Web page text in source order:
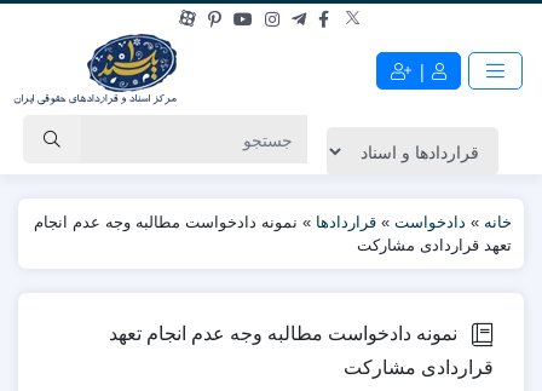
|
خانه » دادخواست » قراردادها » نمونه دادخواست مطالبه وجه عدم انجام
تعهد قراردادی مشارکت
نمونه دادخواست مطالبه وجه عدم انجام تعهد
قراردادی مشارکت